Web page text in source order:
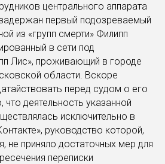
центрального аппарата
первый подозреваемый
из «групп смерти» Филипп
в сети под
Лис», проживающий в городе
области. Вскоре
перед судом о его
что деятельность указанной
исключительно в
руководство которой,
не приняло достаточных мер для
переписки